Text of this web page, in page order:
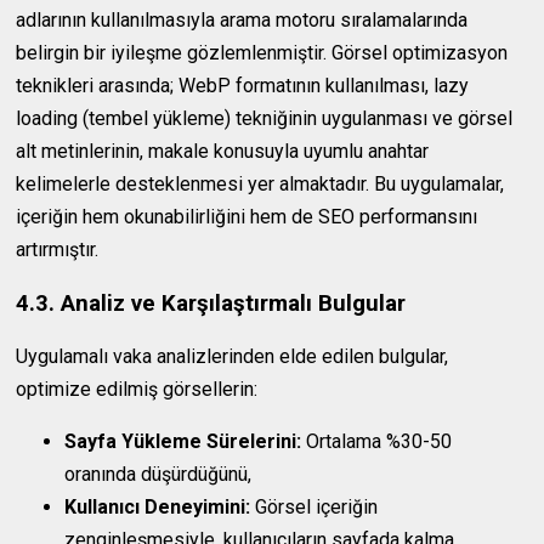
adlarının kullanılmasıyla arama motoru sıralamalarında
belirgin bir iyileşme gözlemlenmiştir. Görsel optimizasyon
teknikleri arasında; WebP formatının kullanılması, lazy
loading (tembel yükleme) tekniğinin uygulanması ve görsel
alt metinlerinin, makale konusuyla uyumlu anahtar
kelimelerle desteklenmesi yer almaktadır. Bu uygulamalar,
içeriğin hem okunabilirliğini hem de SEO performansını
artırmıştır.
4.3. Analiz ve Karşılaştırmalı Bulgular
Uygulamalı vaka analizlerinden elde edilen bulgular,
optimize edilmiş görsellerin:
Sayfa Yükleme Sürelerini: Ortalama %30-50
oranında düşürdüğünü,
Kullanıcı Deneyimini: Görsel içeriğin